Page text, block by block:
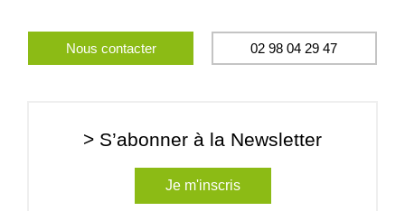
Nous contacter 02 98 04 29 47
> S’abonner à la Newsletter
Je m'inscris